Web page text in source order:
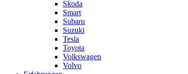
Skoda
Smart
Subaru
Suzuki
Tesla
Toyota
Volkswagen
Volvo